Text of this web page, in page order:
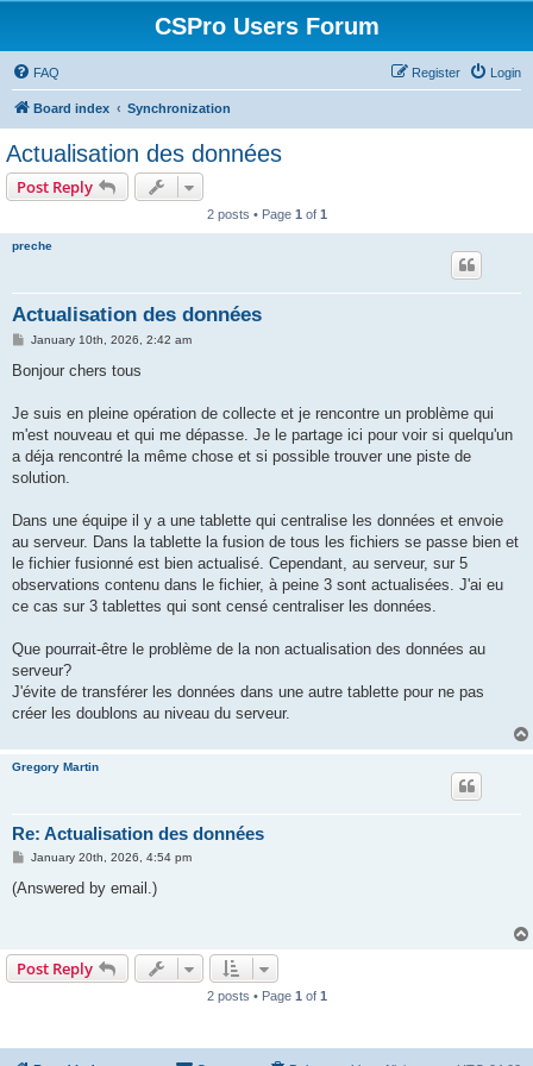
CSPro Users Forum
FAQ Login
Register
Board index Synchronization
Actualisation des données
Post Reply
2 posts • Page 1 of 1
preche
Actualisation des données
P
s
January 10th, 2026, 2:42 am
Bonjour chers tous
Je suis en pleine opération de collecte et je rencontre un problème qui
m'est nouveau et qui me dépasse. Je le partage ici pour voir si quelqu'un
a déja rencontré la même chose et si possible trouver une piste de
solution.
Dans une équipe il y a une tablette qui centralise les données et envoie
au serveur. Dans la tablette la fusion de tous les fichiers se passe bien et
le fichier fusionné est bien actualisé. Cependant, au serveur, sur 5
observations contenu dans le fichier, à peine 3 sont actualisées. J'ai eu
ce cas sur 3 tablettes qui sont censé centraliser les données.
Que pourrait-être le problème de la non actualisation des données au
serveur?
J'évite de transférer les données dans une autre tablette pour ne pas
créer les doublons au niveau du serveur.
Gregory Martin
Re: Actualisation des données
P
s
January 20th, 2026, 4:54 pm
(Answered by email.)
Post Reply
2 posts • Page 1 of 1